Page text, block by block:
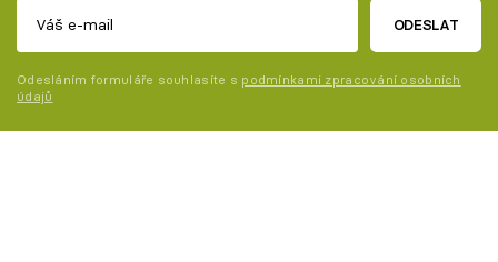
ODESLAT
Odesláním formuláře souhlasíte s podmínkami zpracování osobních
údajů